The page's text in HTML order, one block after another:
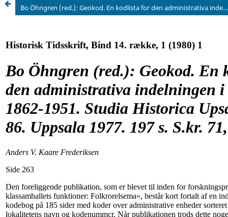
Bo Öhngren (red.): Geokod. En kodlista for den administrativa indelningen i Sverige 1862-1951. Studia Historica Upsalensia nr. 86. Uppsala 1977. 197 s. S.kr. 71,00.